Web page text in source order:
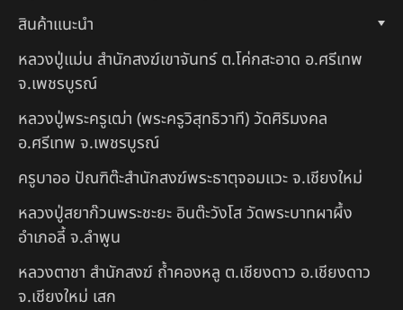
สินค้าแนะนำ
หลวงปู่แม่น สำนักสงฆ์เขาจันทร์ ต.โค่กสะอาด อ.ศรีเทพ
จ.เพชรบูรณ์
หลวงปู่พระครูเฒ่า (พระครูวิสุทธิวาที) วัดศิริมงคล
อ.ศรีเทพ จ.เพชรบูรณ์
ครูบาออ ปัณฑิต๊ะสำนักสงฆ์พระธาตุจอมแวะ จ.เชียงใหม่
หลวงปู่สยาก๊วนพระชะยะ อินต๊ะวังโส วัดพระบาทผาผึ้ง
อำเภอลี้ จ.ลำพูน
หลวงตาชา สำนักสงฆ์ ถ้ำคองหลู ต.เชียงดาว อ.เชียงดาว
จ.เชียงใหม่ เสก